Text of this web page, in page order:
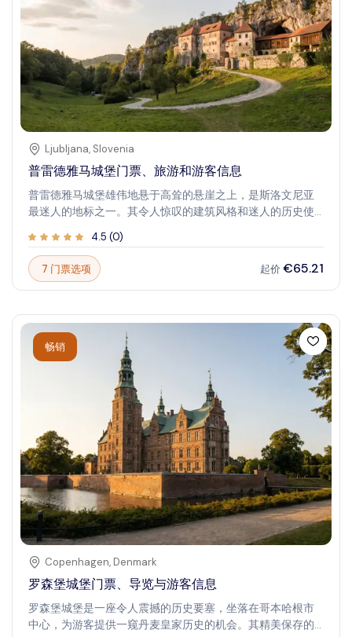
Ljubljana, Slovenia
普雷德雅马城堡门票、旅游和游客信息
普雷德雅马城堡雄伟地悬于高耸的悬崖之上，是斯洛文尼亚
最迷人的地标之一。其令人惊叹的建筑风格和迷人的历史使
御工事，还是探索地下隧道，这座城堡都能带来难忘的体
验。想象一下在呼吸自然美景的包围中穿越数百年的历史。
城堡的独特位置和完好的结构营造出一种奇迹和冒险的感
觉，非常适合历史爱好者和探险者。到访普雷德雅马城堡，
的印象。
4.5 (0)
7 门票选项 起价€65.21
畅销
Copenhagen, Denmark
罗森堡城堡门票、导览与游客信息
罗森堡城堡是一座令人震撼的历史要塞，坐落在哥本哈根市
中心，为游客提供一窥丹麦皇家历史的机会。其精美保存的